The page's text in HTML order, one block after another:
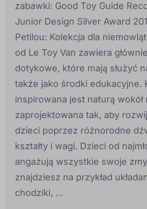
zabawki: Good Toy Guide
Junior Design Silver Award
Petilou: Kolekcja dla
od Le Toy Van zawiera
dotykowe, które mają służyć
także jako środki edukacyjne.
inspirowana jest naturą wokół
zaprojektowana tak, aby
dzieci poprzez różnorodne
kształty i wagi. Dzieci od
angażują wszystkie swoje
znajdziesz na przykład
chodziki, ...